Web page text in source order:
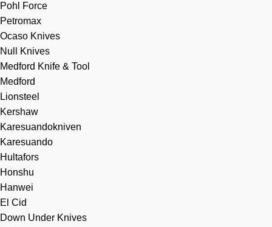
Pohl Force
Petromax
Ocaso Knives
Null Knives
Medford Knife & Tool
Medford
Lionsteel
Kershaw
Karesuandokniven
Karesuando
Hultafors
Honshu
Hanwei
El Cid
Down Under Knives